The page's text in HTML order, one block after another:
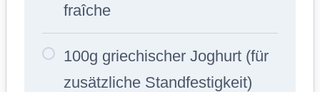
fraîche
100g griechischer Joghurt (für
zusätzliche Standfestigkeit)